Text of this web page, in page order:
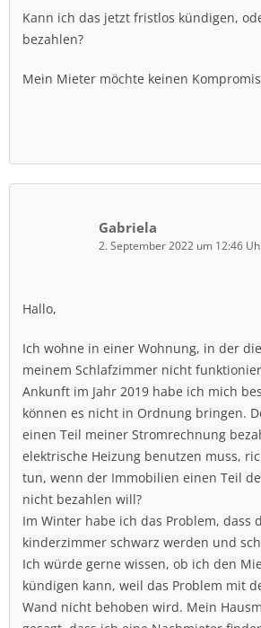
Kann ich das jetzt fristlos kündigen,
bezahlen?
Mein Mieter möchte keinen
Gabriela
2. September 2022 um 12:46
Hallo,
Ich wohne in einer Wohnung, in der
meinem Schlafzimmer nicht
Ankunft im Jahr 2019 habe ich mich
können es nicht in Ordnung bringen.
einen Teil meiner Stromrechnung
elektrische Heizung benutzen muss,
tun, wenn der Immobilien einen Teil
nicht bezahlen will?
Im Winter habe ich das Problem, dass
kinderzimmer schwarz werden und
Ich würde gerne wissen, ob ich den
kündigen kann, weil das Problem mit
Wand nicht behoben wird. Mein